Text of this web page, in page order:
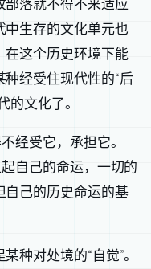
落就不得不来适应
生存的文化单元也
在这个历史环境下能
经受住现代性的“后
的文化了。
经受它，承担它。
自己的命运，一切的
自己的历史命运的基
种对处境的“自觉”。